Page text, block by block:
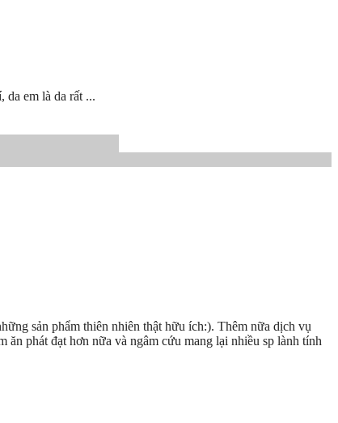
da em là da rất ...
sản phẩm thiên nhiên thật hữu ích:). Thêm nữa dịch vụ
phát đạt hơn nữa và ngâm cứu mang lại nhiều sp lành tính